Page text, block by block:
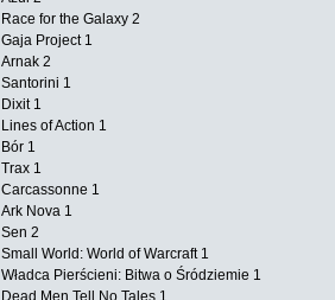
Race for the Galaxy 2
Gaja Project 1
Arnak 2
Santorini 1
Dixit 1
Lines of Action 1
Bór 1
Trax 1
Carcassonne 1
Ark Nova 1
Sen 2
Small World: World of Warcraft 1
Władca Pierścieni: Bitwa o Śródziemie 1
Dead Men Tell No Tales 1